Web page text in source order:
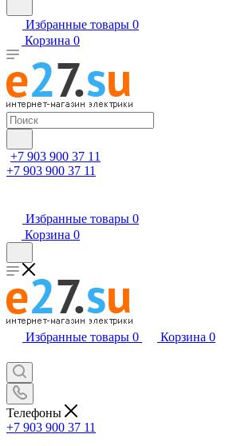
Избранные товары 0
Корзина 0
+7 903 900 37 11
+7 903 900 37 11
Избранные товары 0
Корзина 0
Избранные товары 0 Корзина 0
Телефоны
+7 903 900 37 11